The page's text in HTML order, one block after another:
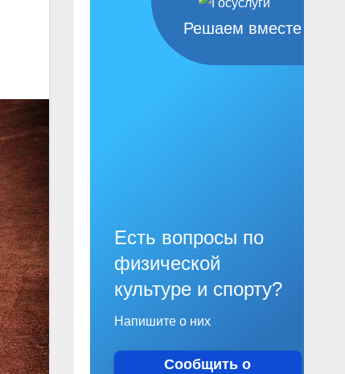
Решаем вместе
Есть вопросы по
физической
культуре и спорту?
Напишите о них
Сообщить о